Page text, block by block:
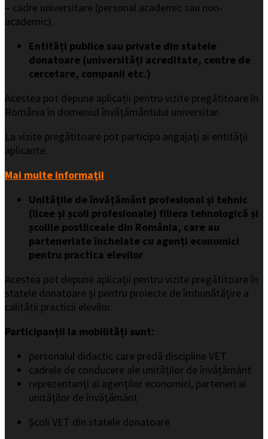
– cadre universitare (personal academic sau non-
academic).
Entități publice sau private din statele
donatoare (universități acreditate, centre de
cercetare, companii etc.)
Acestea pot depune aplicații pentru vizite pregătitoare în
România în domeniul învățământului universitar.
La vizite pregătitoare pot participa angajați ai entității
aplicante.
Mai multe informaţii
Unitățile de învăţământ profesional şi tehnic
(licee şi școli profesionale) filiera tehnologică și
școlile postliceale din România, care au
parteneriate încheiate cu agenți economici
pentru practica elevilor
Acestea pot depune aplicaţii pentru vizite pregătitoare în
statele donatoare și pentru proiecte de îmbunătățire a
calității practicii elevilor.
Participanții la mobilități sunt:
personalul didactic care predă discipline VET
cadrele de conducere ale unităţilor de învăţământ
reprezentanţi ai agenţilor economici, parteneri ai
unităţilor de învăţământ
Școli VET din statele donatoare